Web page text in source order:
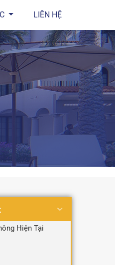
LIÊN HỆ
Hiện Tại